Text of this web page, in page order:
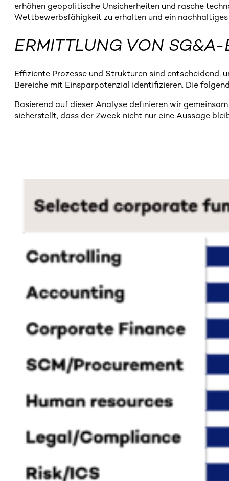
erhöhen geopolitische Unsicherheiten und rasche
Wettbewerbsfähigkeit zu erhalten und ein
ERMITTLUNG VON
Effiziente Prozesse und Strukturen sind entscheidend,
Bereiche mit Einsparpotenzial identifizieren. Die
Basierend auf dieser Analyse definieren wir
sicherstellt, dass der Zweck nicht nur eine Aussage